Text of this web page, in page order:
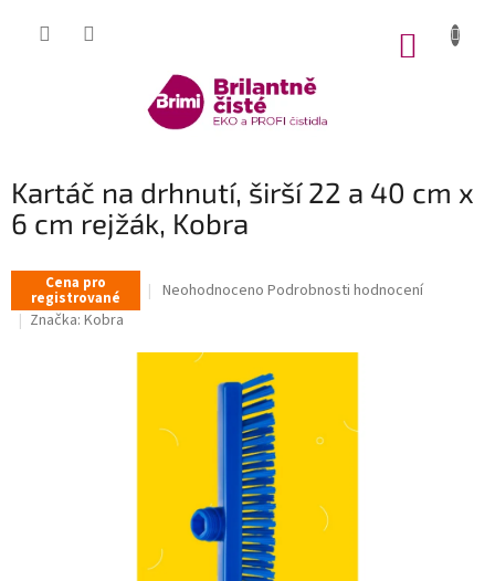
Kartáč na drhnutí, širší 22 a 40 cm x
6 cm rejžák, Kobra
Cena pro
registrované
Průměrné
je
hvězdiček.
Neohodnoceno Podrobnosti hodnocení
Značka: Kobra